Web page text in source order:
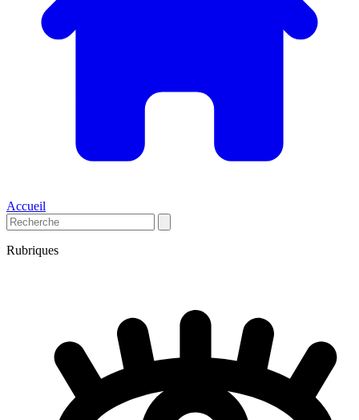
Accueil
Rubriques